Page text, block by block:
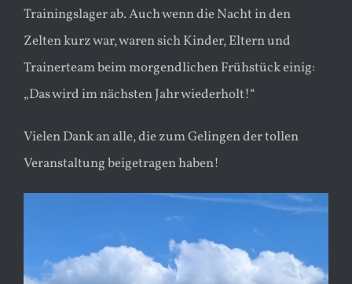
Trainingslager ab. Auch wenn die Nacht in den
Zelten kurz war, waren sich Kinder, Eltern und
Trainerteam beim morgendlichen Frühstück einig:
„Das wird im nächsten Jahr wiederholt!“
Vielen Dank an alle, die zum Gelingen der tollen
Veranstaltung beigetragen haben!